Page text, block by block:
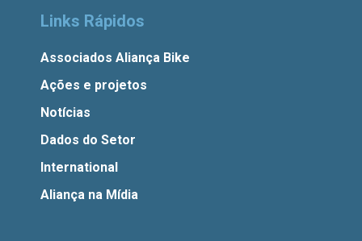
Links Rápidos
Associados Aliança Bike
Ações e projetos
Notícias
Dados do Setor
International
Aliança na Mídia